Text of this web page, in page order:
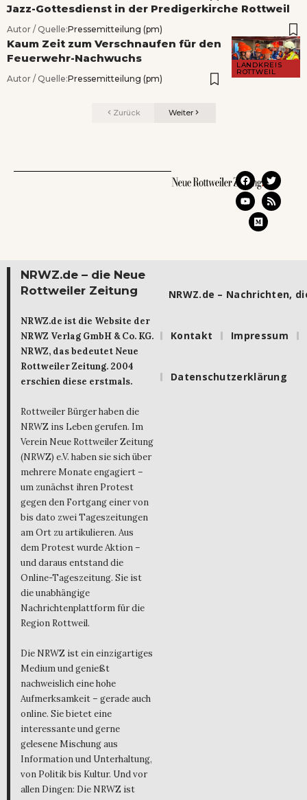
Jazz-Gottesdienst in der Predigerkirche Rottweil
Autor / Quelle:Pressemitteilung (pm)
LANDKREIS
ROTTWEIL
Kaum Zeit zum Verschnaufen für den
Feuerwehr-Nachwuchs
Autor / Quelle:Pressemitteilung (pm)
Zurück Weiter
NRWZ.de – die Neue
Rottweiler Zeitung
NRWZ.de ist die Website der
NRWZ Verlag GmbH & Co. KG.
NRWZ, das bedeutet Neue
Rottweiler Zeitung. 2004
erschien diese erstmals.
Rottweiler Bürger haben die
NRWZ ins Leben gerufen. Im
Verein Neue Rottweiler Zeitung
(NRWZ) e.V. haben sie sich über
mehrere Monate engagiert –
um zunächst ihren Protest
gegen den Fortgang einer von
bis dato zwei Tageszeitungen
am Ort zu artikulieren. Aus
dem Protest wurde Aktion –
und daraus entstand die
Online-Tageszeitung. Sie ist
die unabhängige
Nachrichtenplattform für die
Region Rottweil.
Die NRWZ ist ein einzigartiges
Medium und genießt
nachweislich eine hohe
Aufmerksamkeit – gerade auch
online. Sie bietet eine
interessante und gerne
gelesene Mischung aus
Information und Unterhaltung,
von Politik bis Kultur. Und vor
allen Dingen: Die NRWZ ist
NRWZ.de – Nachrichten,
Kontakt Impressum
Datenschutzerklärung